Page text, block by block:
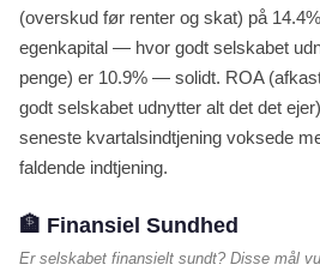
(overskud før renter og skat) på
egenkapital — hvor godt selskabet
penge) er 10.9% — solidt. ROA
godt selskabet udnytter alt det det
seneste kvartalsindtjening voksede
faldende indtjening.
🏦 Finansiel Sundhed
Er selskabet finansielt sundt? Disse mål